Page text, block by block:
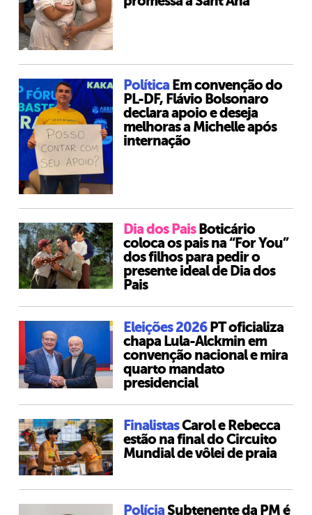
Política Em convenção do
PL-DF, Flávio Bolsonaro
declara apoio e deseja
melhoras a Michelle após
internação
Dia dos Pais Boticário
coloca os pais na “For You”
dos filhos para pedir o
presente ideal de Dia dos
Pais
Eleições 2026 PT oficializa
chapa Lula-Alckmin em
convenção nacional e mira
quarto mandato
presidencial
FinalistasCarol e Rebecca
estão na final do Circuito
Mundial de vôlei de praia
PolíciaSubtenente da PM é